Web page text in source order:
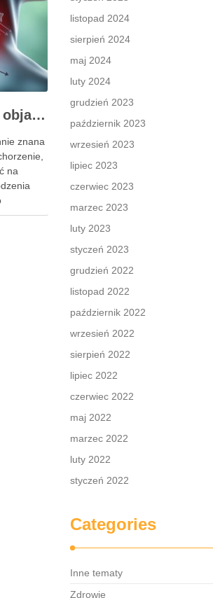
Przepuklina dysku: objawy, przyczyny i metody leczenia
znana
na
listopad 2024
sierpień 2024
maj 2024
luty 2024
grudzień 2023
październik 2023
wrzesień 2023
lipiec 2023
czerwiec 2023
marzec 2023
luty 2023
styczeń 2023
grudzień 2022
listopad 2022
październik 2022
wrzesień 2022
sierpień 2022
lipiec 2022
czerwiec 2022
maj 2022
marzec 2022
luty 2022
styczeń 2022
Categories
Inne tematy
Zdrowie